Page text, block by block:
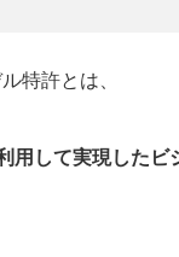
特許とは、
用して実現した